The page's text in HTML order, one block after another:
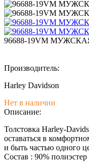
96688-19VM
Производитель:
Harley Davidson
Нет в наличии
Описание:
Толстовка Harley-
оставаться в
и быть частью одного
Состав : 90%